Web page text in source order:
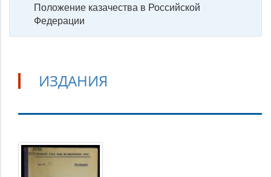
Положение казачества в Российской
Федерации
ИЗДАНИЯ
Издания